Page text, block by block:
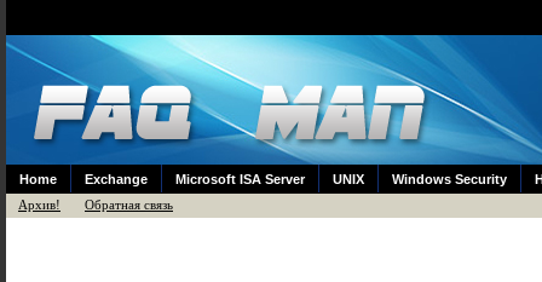
Home Exchange Microsoft ISA Server UNIX Windows Security
Архив!
Обратная связь